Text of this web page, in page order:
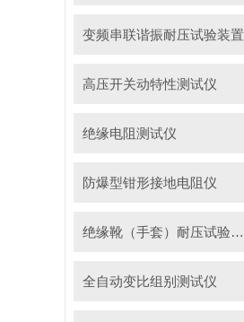
变频串联谐振耐压试验装置
高压开关动特性测试仪
绝缘电阻测试仪
防爆型钳形接地电阻仪
绝缘靴（手套）耐压试验装置
全自动变比组别测试仪